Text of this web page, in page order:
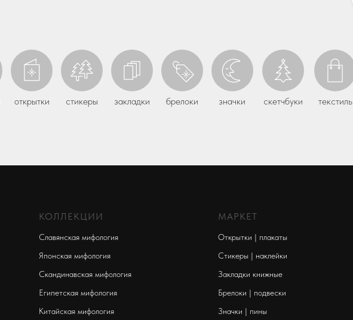
открытки стикеры закладки брелоки значки скетчбуки текстиль
КОЛЛЕКЦИИ
Славянская мифология
Японская мифология
Скандинавская мифология
Египетская мифология
Китайская мифология
МАРКЕТ
Открытки | плакаты
Стикеры | наклейки
Закладки книжные
Брелоки | подвески
Значки | пины